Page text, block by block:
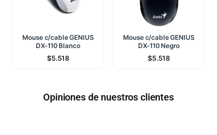
Mouse c/cable GENIUS
DX-110 Blanco
$5.518
Mouse c/cable GENIUS
DX-110 Negro
$5.518
Opiniones de nuestros clientes